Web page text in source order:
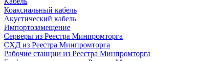
Коаксиальный кабель
Акустический кабель
Импортозамещение
Серверы из Реестра Минпромторга
СХД из Реестра Минпромторга
Рабочие станции из Реестра Минпромторга